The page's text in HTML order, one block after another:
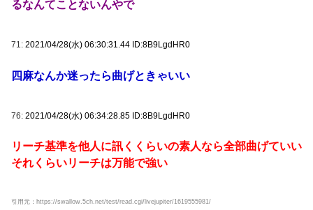
るなんてことないんやで
71: 2021/04/28(水) 06:30:31.44 ID:8B9LgdHR0
四麻なんか迷ったら曲げときゃいい
76: 2021/04/28(水) 06:34:28.85 ID:8B9LgdHR0
リーチ基準を他人に訊くくらいの素人なら全部曲げていい
それくらいリーチは万能で強い
引用元：https://swallow.5ch.net/test/read.cgi/livejupiter/1619555981/